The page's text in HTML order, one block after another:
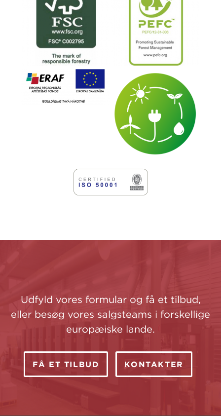
Udfyld vores formular og få et tilbud,
eller besøg vores salgsteams i forskellige
europæiske lande.
FÅ ET TILBUD KONTAKTER